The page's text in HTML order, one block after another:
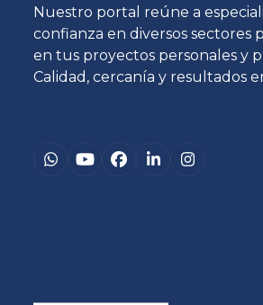
Nuestro portal reúne a
confianza en diversos sectores
en tus proyectos personales y
Calidad, cercanía y resultados
Whatsapp
YouTubeFacebook
LinkedInInstagram